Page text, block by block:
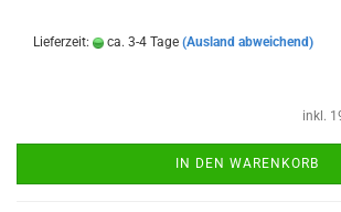
Lieferzeit: ca. 3-4 Tage (Ausland abweichend)
inkl.
IN DEN WARENKORB